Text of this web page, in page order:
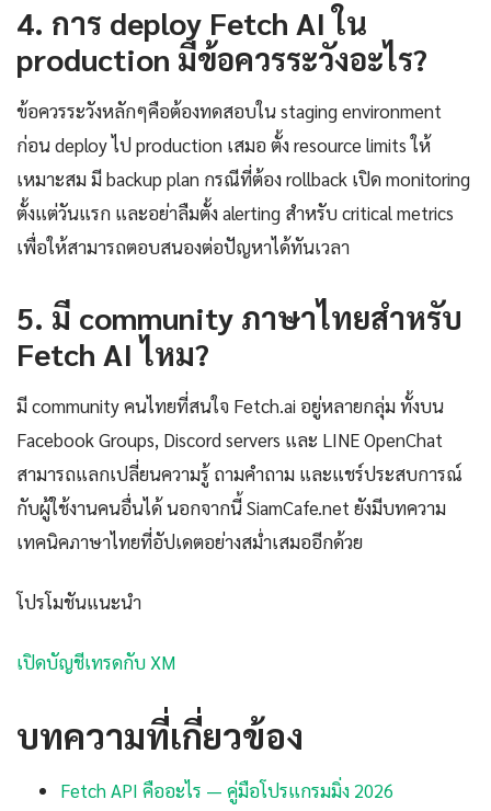
4. การ deploy Fetch AI ใน
production มีข้อควรระวังอะไร?
ข้อควรระวังหลักๆคือต้องทดสอบใน staging environment
ก่อน deploy ไป production เสมอ ตั้ง resource limits ให้
เหมาะสม มี backup plan กรณีที่ต้อง rollback เปิด monitoring
ตั้งแต่วันแรก และอย่าลืมตั้ง alerting สำหรับ critical metrics
เพื่อให้สามารถตอบสนองต่อปัญหาได้ทันเวลา
5. มี community ภาษาไทยสำหรับ
Fetch AI ไหม?
มี community คนไทยที่สนใจ Fetch.ai อยู่หลายกลุ่ม ทั้งบน
Facebook Groups, Discord servers และ LINE OpenChat
สามารถแลกเปลี่ยนความรู้ ถามคำถาม และแชร์ประสบการณ์
กับผู้ใช้งานคนอื่นได้ นอกจากนี้ SiamCafe.net ยังมีบทความ
เทคนิคภาษาไทยที่อัปเดตอย่างสม่ำเสมออีกด้วย
โปรโมชันแนะนำ
เปิดบัญชีเทรดกับ XM
บทความที่เกี่ยวข้อง
Fetch API คืออะไร — คู่มือโปรแกรมมิ่ง 2026